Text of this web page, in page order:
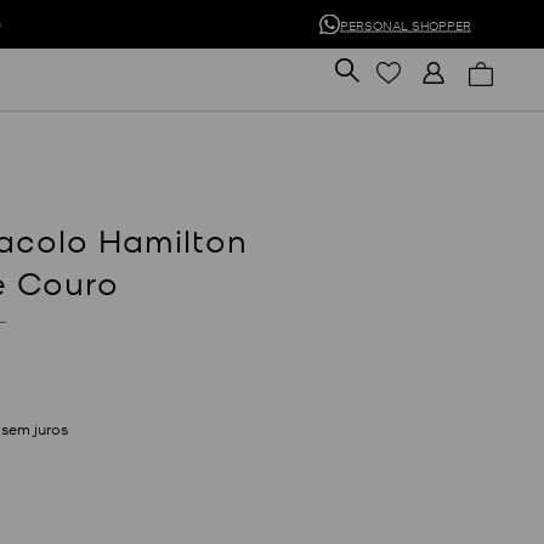
PERSONAL SHOPPER
Hamilton
Couro
juros